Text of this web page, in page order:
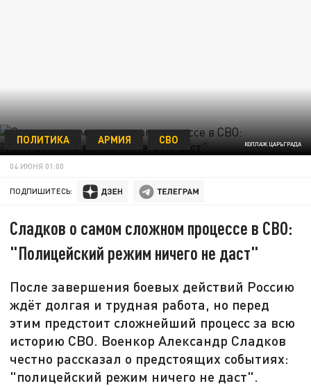
КОЛЛАЖ ЦАРЬГРАДА
ПОЛИТИКА АРМИЯ СВО
04 ИЮНЯ 01:00
ПОДПИШИТЕСЬ:
Сладков о самом сложном процессе в СВО:
"Полицейский режим ничего не даст"
После завершения боевых действий Россию
ждёт долгая и трудная работа, но перед
этим предстоит сложнейший процесс за всю
историю СВО. Военкор Александр Сладков
честно рассказал о предстоящих событиях:
"полицейский режим ничего не даст".